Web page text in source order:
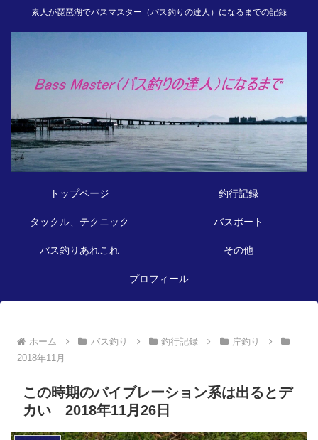
素人が琵琶湖でバスマスター（バス釣りの達人）になるまでの記録
トップページ 釣行記録
タックル、テクニック バスボート
バス釣りあれこれ その他
プロフィール
ホーム バス釣り 釣行記録
岸釣り
2018年11月
この時期のバイブレーション系は出るとデ
カい 2018年11月26日